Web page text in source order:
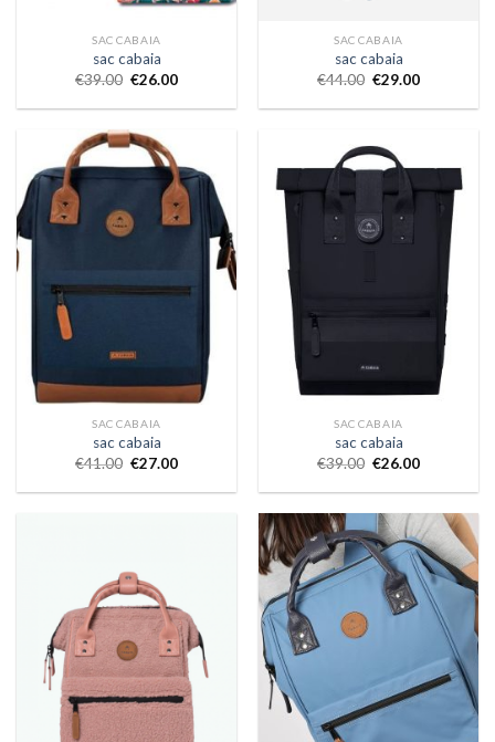
SAC CABAIA
sac cabaia
€39.00 €26.00
SAC CABAIA
sac cabaia
€44.00 €29.00
SAC CABAIA
sac cabaia
€41.00 €27.00
SAC CABAIA
sac cabaia
€39.00 €26.00